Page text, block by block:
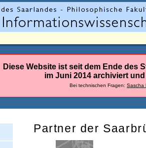
Diese Website ist seit dem Ende des
im Juni 2014 archiviert
Bei technischen Fragen: Sascha
Partner der